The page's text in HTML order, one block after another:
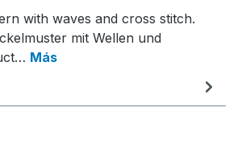
with waves and cross stitch.
mit Wellen und
Más